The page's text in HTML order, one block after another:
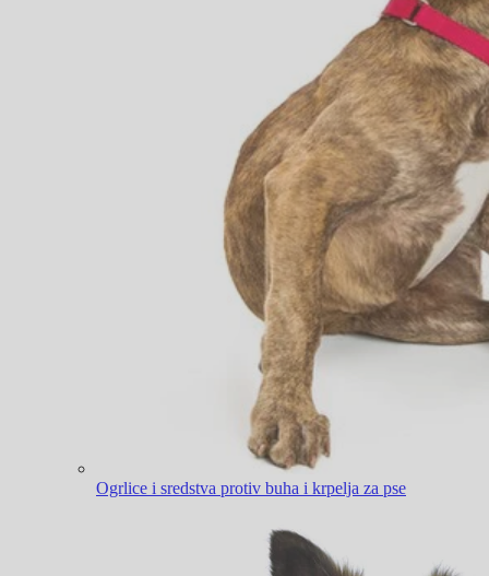
Ogrlice i sredstva protiv buha i krpelja za pse